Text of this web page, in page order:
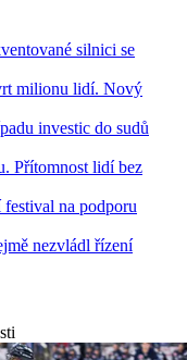
silnici se
milionu lidí. Nový
investic do sudů
Přítomnost lidí bez
na podporu
nezvládl řízení